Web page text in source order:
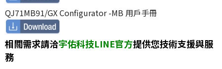
QJ71MB91/GX Configurator -MB 用戶手冊
相關需求請洽宇佑科技LINE官方提供您技術支援與服
務